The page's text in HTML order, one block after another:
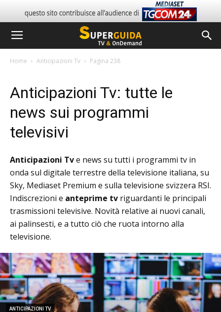
Home Anticipazioni Tv Pagina 238
Anticipazioni Tv: tutte le
news sui programmi
televisivi
Anticipazioni Tve news su tutti i programmi tv in
onda sul digitale terrestre della televisione italiana, su
Sky, Mediaset Premium e sulla televisione svizzera RSI.
Indiscrezioni e anteprime tv riguardanti le principali
trasmissioni televisive. Novità relative ai nuovi canali,
ai palinsesti, e a tutto ciò che ruota intorno alla
televisione.
ANTICIPAZIONI TV